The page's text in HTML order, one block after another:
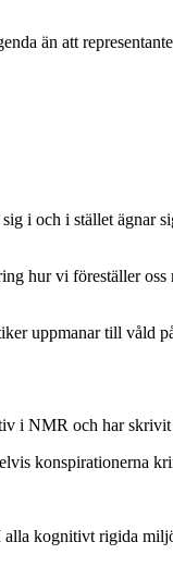
än att
i och i stället ägnar
hur vi föreställer
uppmanar till våld
i NMR och har
konspirationerna
kognitivt rigida